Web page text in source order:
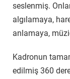
seslenmiş.
algılamaya,
anlamaya,
Kadronun
edilmiş 360